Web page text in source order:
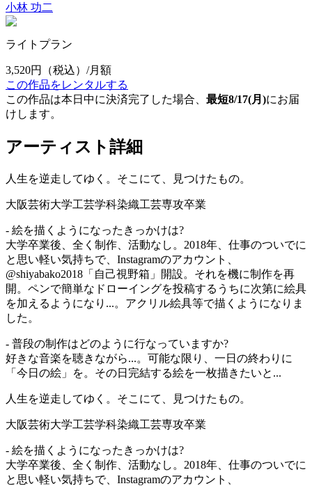
小林 功二
ライトプラン
3,520円
（税込）/月額
この作品をレンタルする
この作品は本日中に決済完了した場合、 最短8/17(月)にお届
けします。
アーティスト詳細
人生を逆走してゆく。そこにて、見つけたもの。
大阪芸術大学工芸学科染織工芸専攻卒業
- 絵を描くようになったきっかけは?
大学卒業後、全く制作、活動なし。2018年、仕事のついでに
と思い軽い気持ちで、Instagramのアカウント、
@shiyabako2018「自己視野箱」開設。それを機に制作を再
開。ペンで簡単なドローイングを投稿するうちに次第に絵具
を加えるようになり...。アクリル絵具等で描くようになりま
した。
- 普段の制作はどのように行なっていますか?
好きな音楽を聴きながら...。可能な限り、一日の終わりに
「今日の絵」を。その日完結する絵を一枚描きたいと...
人生を逆走してゆく。そこにて、見つけたもの。
大阪芸術大学工芸学科染織工芸専攻卒業
- 絵を描くようになったきっかけは?
大学卒業後、全く制作、活動なし。2018年、仕事のついでに
と思い軽い気持ちで、Instagramのアカウント、